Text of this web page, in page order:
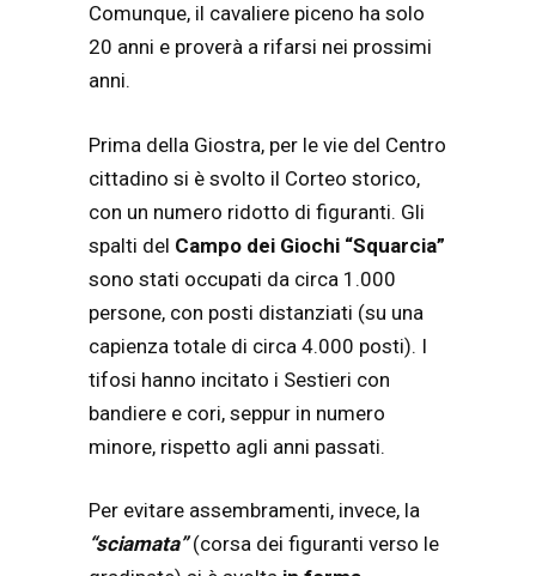
Comunque, il cavaliere piceno ha solo
20 anni e proverà a rifarsi nei prossimi
anni.
Prima della Giostra, per le vie del Centro
cittadino si è svolto il Corteo storico,
con un numero ridotto di figuranti. Gli
spalti del Campo dei Giochi “Squarcia”
sono stati occupati da circa 1.000
persone, con posti distanziati (su una
capienza totale di circa 4.000 posti). I
tifosi hanno incitato i Sestieri con
bandiere e cori, seppur in numero
minore, rispetto agli anni passati.
Per evitare assembramenti, invece, la
“sciamata”(corsa dei figuranti verso le